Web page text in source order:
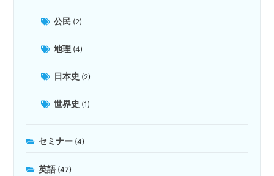
公民 (2)
地理 (4)
日本史 (2)
世界史 (1)
セミナー (4)
英語 (47)